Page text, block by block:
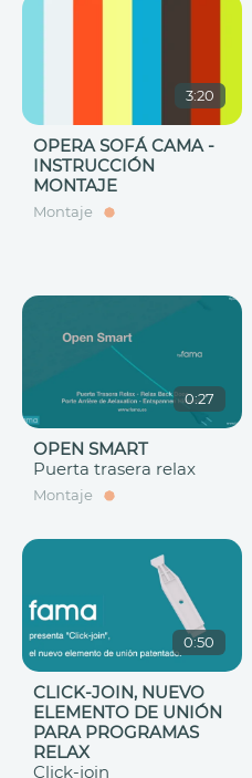
3:20
OPERA SOFÁ CAMA -
INSTRUCCIÓN
MONTAJE
Montaje
0:27
OPEN SMART
Puerta trasera relax
Montaje
0:50
CLICK-JOIN, NUEVO
ELEMENTO DE UNIÓN
PARA PROGRAMAS
RELAX
Click-join